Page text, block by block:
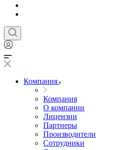
Компания
Компания
О компании
Лицензии
Партнеры
Производители
Сотрудники